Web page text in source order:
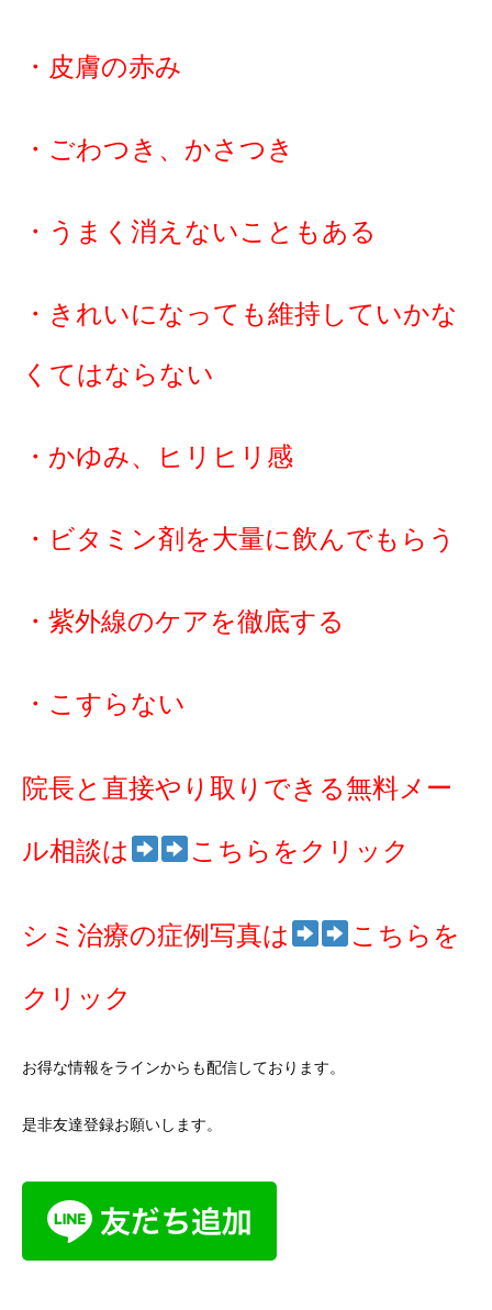
・皮膚の赤み
・ごわつき、かさつき
・うまく消えないこともある
・きれいになっても維持していかな
くてはならない
・かゆみ、ヒリヒリ感
・ビタミン剤を大量に飲んでもらう
・紫外線のケアを徹底する
・こすらない
院長と直接やり取りできる無料メー
ル相談は こちらをクリック
シミ治療の症例写真は こ ちらを
クリック
お得な情報をラインからも配信しております。
是非友達登録お願いします。